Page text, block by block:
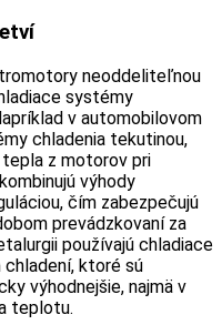
neoddeliteľnou
systémy
v automobilovom
chladenia tekutinou,
z motorov pri
výhody
čím zabezpečujú
prevádzkovaní za
používajú chladiace
ktoré sú
výhodnejšie, najmä v
teplotu.